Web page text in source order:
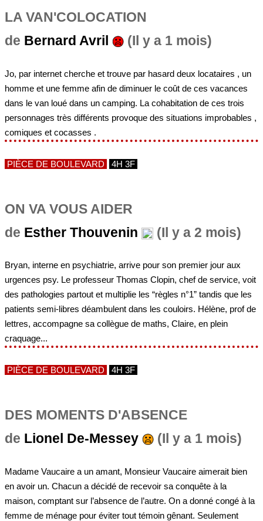
LA VAN'COLOCATION
de Bernard Avril (Il y a 1 mois)
Jo, par internet cherche et trouve par hasard deux locataires , un
homme et une femme afin de diminuer le coût de ces vacances
dans le van loué dans un camping. La cohabitation de ces trois
personnages très différents provoque des situations improbables ,
comiques et cocasses .
PIÈCE DE BOULEVARD 4H 3F
ON VA VOUS AIDER
de Esther Thouvenin (Il y a 2 mois)
Bryan, interne en psychiatrie, arrive pour son premier jour aux
urgences psy. Le professeur Thomas Clopin, chef de service, voit
des pathologies partout et multiplie les “règles n°1” tandis que les
patients semi-libres déambulent dans les couloirs. Hélène, prof de
lettres, accompagne sa collègue de maths, Claire, en plein
craquage...
PIÈCE DE BOULEVARD 4H 3F
DES MOMENTS D'ABSENCE
de Lionel De-Messey (Il y a 1 mois)
Madame Vaucaire a un amant, Monsieur Vaucaire aimerait bien
en avoir un. Chacun a décidé de recevoir sa conquête à la
maison, comptant sur l’absence de l’autre. On a donné congé à la
femme de ménage pour éviter tout témoin gênant. Seulement